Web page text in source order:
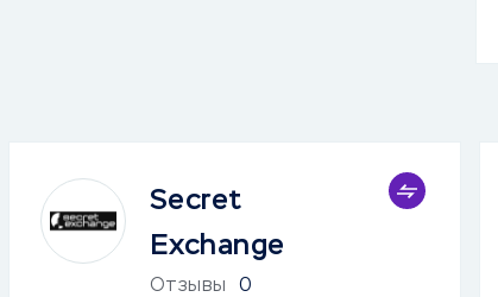
Secret
Exchange
Отзывы 0